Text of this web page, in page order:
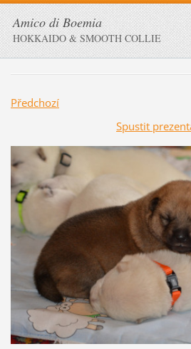
Amico di Boemia
HOKKAIDO & SMOOTH COLLIE
Předchozí
Spustit